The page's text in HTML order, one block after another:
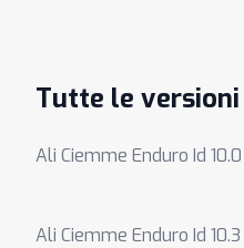
Tutte le versioni
Ali Ciemme Enduro Id 10.0
Ali Ciemme Enduro Id